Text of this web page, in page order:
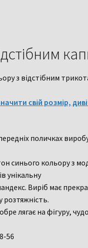
з відстібним
свій розмір,
поличках
синього кольору з
унікальну
Виріб має
розтяжність.
лягає на фігуру,
56